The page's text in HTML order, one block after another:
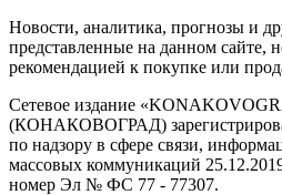
Новости, аналитика, прогнозы и
представленные на данном сайте,
рекомендацией к покупке или
Сетевое издание
(КОНАКОВОГРАД)
по надзору в сфере связи,
массовых коммуникаций
номер Эл № ФС 77 - 77307.